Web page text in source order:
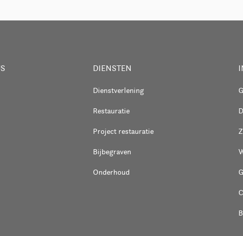
DIENSTEN
Dienstverlening
Restauratie
Project restauratie
Bijbegraven
Onderhoud